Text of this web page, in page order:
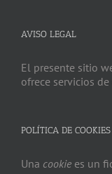
AVISO LEGAL
El presente sitio
ofrece servicios
POLÍTICA DE COOKIES
Una cookie es un